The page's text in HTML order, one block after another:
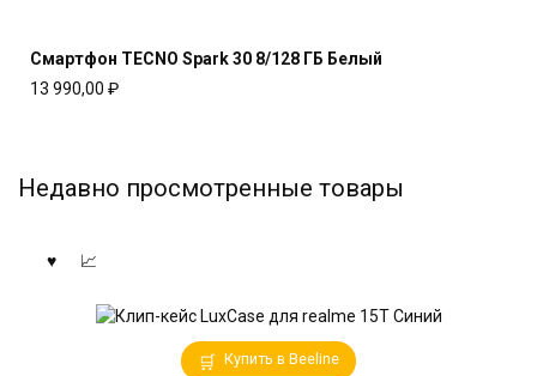
Смартфон TECNO Spark 30 8/128 ГБ Белый
13 990,00 ₽
Недавно просмотренные товары
Купить в Beeline